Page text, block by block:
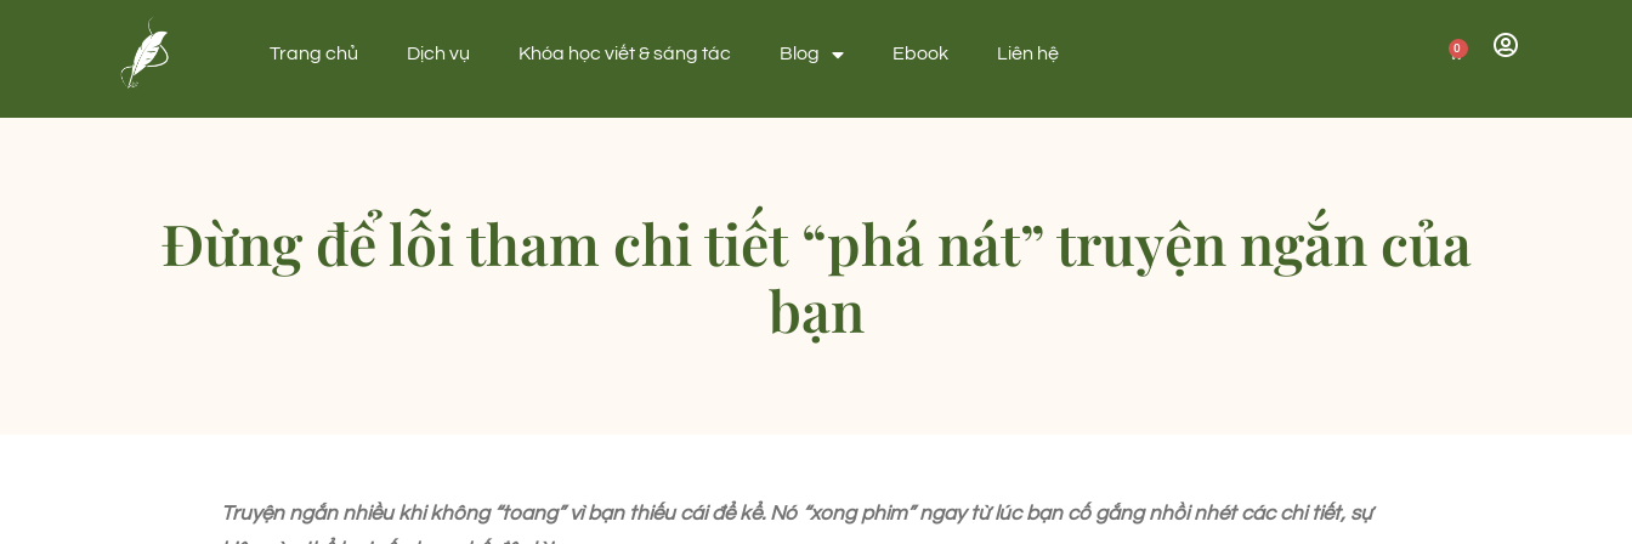
Trang chủ Dịch vụ Khóa học viết & sáng tác Blog Ebook Liên hệ 0
Đừng để lỗi tham chi tiết “phá nát” truyện ngắn của
bạn
Truyện ngắn nhiều khi không “toang” vì bạn thiếu cái để kể. Nó “xong phim” ngay từ lúc bạn cố gắng nhồi nhét các chi tiết, sự